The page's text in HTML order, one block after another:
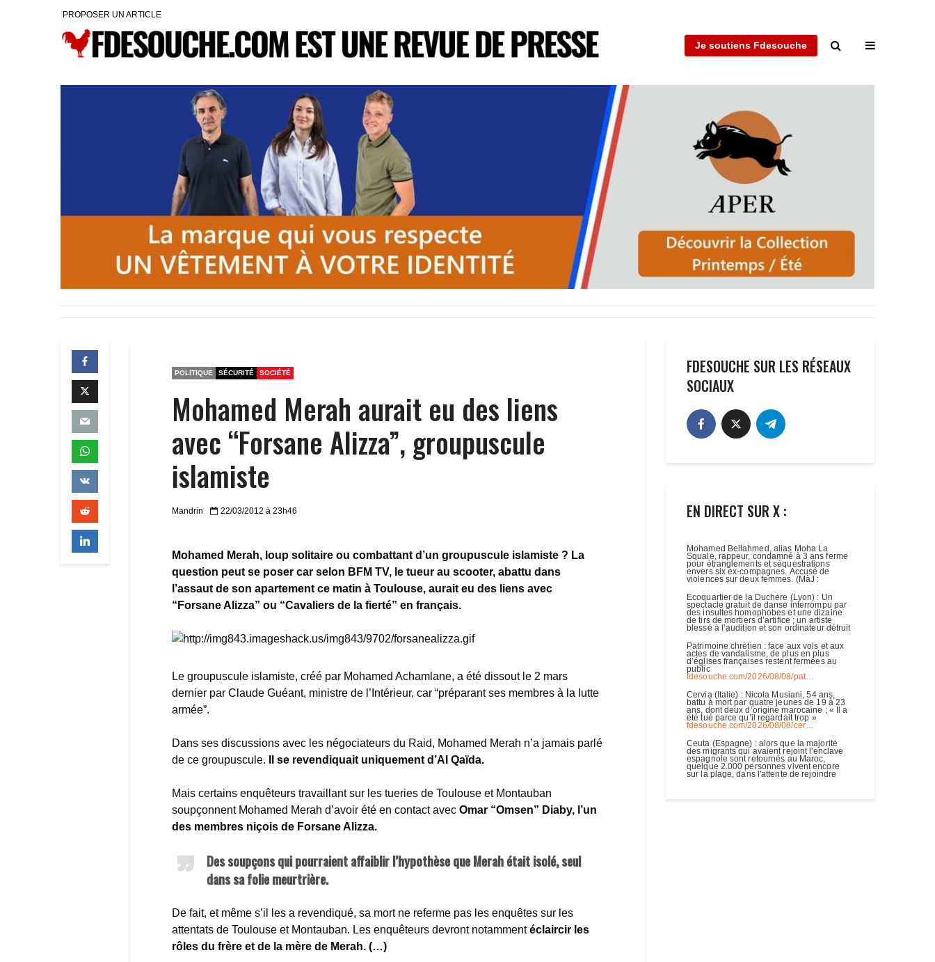
PROPOSER UN ARTICLE
Je soutiens Fdesouche
POLITIQUE SÉCURITÉ SOCIÉTÉ
Mohamed Merah aurait eu des liens
avec “Forsane Alizza”, groupuscule
islamiste
Mandrin 22/03/2012 à 23h46
Mohamed Merah, loup solitaire ou combattant d’un groupuscule islamiste ? La
question peut se poser car selon BFM TV, le tueur au scooter, abattu dans
l’assaut de son apartement ce matin à Toulouse, aurait eu des liens avec
“Forsane Alizza” ou “Cavaliers de la fierté” en français.
Le groupuscule islamiste, créé par Mohamed Achamlane, a été dissout le 2 mars
dernier par Claude Guéant, ministre de l’Intérieur, car “préparant ses membres à la lutte
armée”.
Dans ses discussions avec les négociateurs du Raid, Mohamed Merah n’a jamais parlé
de ce groupuscule. Il se revendiquait uniquement d’Al Qaïda.
Mais certains enquêteurs travaillant sur les tueries de Toulouse et Montauban
soupçonnent Mohamed Merah d’avoir été en contact avec Omar “Omsen” Diaby, l’un
des membres niçois de Forsane Alizza.
Des soupçons qui pourraient affaiblir l’hypothèse que Merah était isolé, seul
dans sa folie meurtrière.
De fait, et même s’il les a revendiqué, sa mort ne referme pas les enquêtes sur les
attentats de Toulouse et Montauban. Les enquêteurs devront notammentéclaircir les
rôles du frère et de la mère de Merah. (…)
FDESOUCHE SUR LES RÉSEAUX
SOCIAUX
EN DIRECT SUR X :